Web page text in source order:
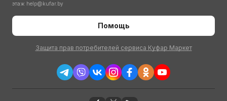
этаж help@kufar.by
Помощь
Защита прав потребителей сервиса Куфар Маркет